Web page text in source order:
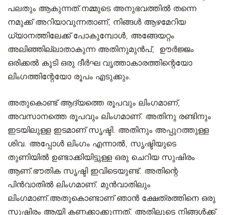
പലതും ആകുന്നത്.നമ്മുടെ അനുഭവത്തിൽ തന്നെ
നമുക്ക് അറിയാവുന്നതാണ്, നിങ്ങൾ ആഴമേറിയ
ധ്യാനത്തിലേക്ക് പോകുമ്പോൾ, അങ്ങേയറ്റം
അലിഞ്ഞില്ലാതാകുന്ന അതിനുമുൻപ്, ഊർജ്ജം
ഒരിക്കൽ കൂടി ഒരു ദീർഘ വൃത്താകാരത്തിന്റെയോ
ലിംഗത്തിന്റേയോ രൂപം എടുക്കും.
അതുകൊണ്ട് ആദ്യത്തെ രൂപവും ലിംഗമാണ്,
അവസാനത്തെ രൂപവും ലിംഗമാണ്. അതിനു രണ്ടിനും
ഇടയിലുള്ള ഇടമാണ് സൃഷ്ടി. അതിനും അപ്പുറത്തുള്ള
ശിവ. അപ്പോൾ ലിംഗം എന്നാൽ, സൃഷ്ടിയുടെ
തുണിയിൽ ഉണ്ടാക്കിയിട്ടുള്ള ഒരു ചെറിയ സുഷിരം
ആണ്.ഭൗതിക സൃഷ്ടി ഇവിടെയുണ്ട്. അതിന്റെ
പിൻവാതിൽ ലിംഗമാണ്. മുൻവാതിലും
ലിംഗമാണ്.അതുകൊണ്ടാണ് ഞാൻ ക്ഷേത്രത്തിനെ ഒരു
സുഷിരം ആയി കണക്കാക്കുന്നത്. അതിലൂടെ നിങ്ങൾക്ക്